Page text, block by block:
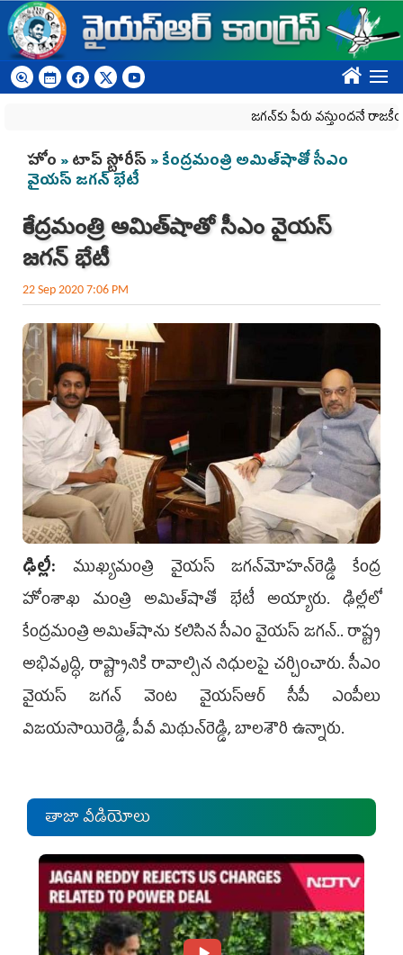
Skip to main content
????
జగన్‌కు పేరు వస్తుందనే రాజకీయ
You are here
హోం »టాప్ స్టోరీస్ » కేంద్ర‌మంత్రి అమిత్‌షాతో సీఎం
వైయ‌స్ జ‌గ‌న్‌ భేటీ
కేంద్ర‌మంత్రి అమిత్‌షాతో సీఎం వైయ‌స్
జ‌గ‌న్‌ భేటీ
22 Sep 2020 7:06 PM
ఢిల్లీ:ముఖ్యమంత్రి వైయ‌స్‌ జగన్‌మోహన్‌రెడ్డి కేంద్ర
హోంశాఖ మంత్రి అమిత్‌షాతో భేటీ అయ్యారు. ఢిల్లీలో
కేంద్ర‌మంత్రి అమిత్‌షాను క‌లిసిన సీఎం వైయ‌స్ జ‌గ‌న్.. రాష్ట్ర
అభివృద్ధి, రాష్ట్రానికి రావాల్సిన నిధుల‌పై చ‌ర్చించారు. సీఎం
వైయ‌స్ జ‌గ‌న్‌‌ వెంట వైయ‌స్ఆర్ సీపీ ఎంపీలు
విజయసాయిరెడ్డి, పీవీ మిథున్‌రెడ్డి, బాలశౌరి ఉన్నారు.
తాజా వీడియోలు